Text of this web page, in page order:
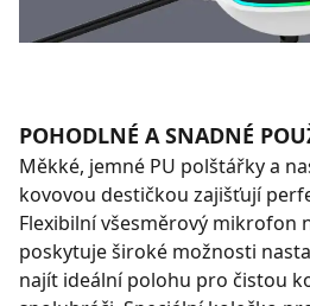
POHODLNÉ A SNADNÉ
Měkké, jemné PU polštářky a
kovovou destičkou zajišťují
Flexibilní všesměrový mikrofon
poskytuje široké možnosti
najít ideální polohu pro čistou